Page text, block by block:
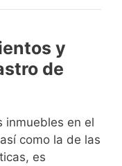
y
de
inmuebles en el
como la de las
es